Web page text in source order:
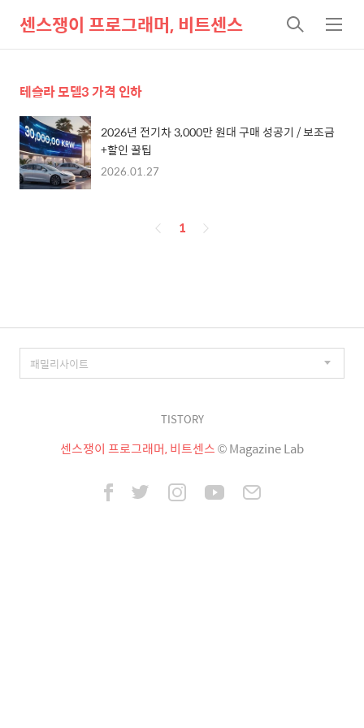
센스쟁이 프로그래머, 비트센스
검
색
메
뉴
테슬라 모델3 가격 인하
2026년 전기차 3,000만 원대 구매 성공기 / 보조금
+할인 꿀팁
2026.01.27
페
1
TISTORY
센스쟁이 프로그래머, 비트센스© Magazine Lab